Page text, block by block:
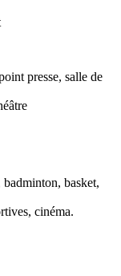
presse, salle de
basket,
cinéma.